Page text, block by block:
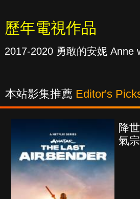
歷年電視作品
2017-2020 勇敢的安妮 Anne
本站影集推薦 Editor's
降
氣宗